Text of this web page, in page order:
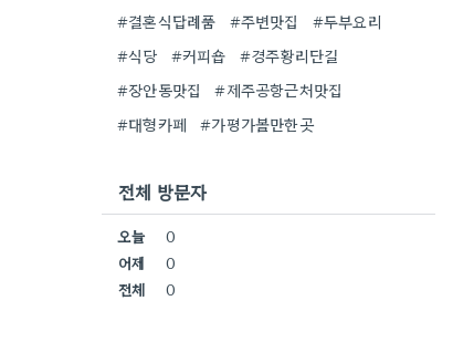
#결혼식답례품 #주변맛집
#두부요리
#식당
#커피숍
#경주황리단길
#장안동맛집
#제주공항근처맛집
#대형카페
#가평가볼만한곳
전체 방문자
오늘
0
어제
0
전체
0